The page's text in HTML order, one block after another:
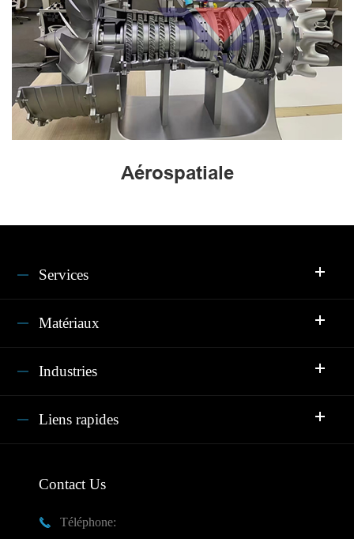
Aérospatiale
Services
Matériaux
Industries
Liens rapides
Contact Us

Téléphone: